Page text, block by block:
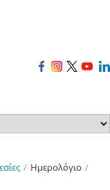
/ Ημερολόγιο /